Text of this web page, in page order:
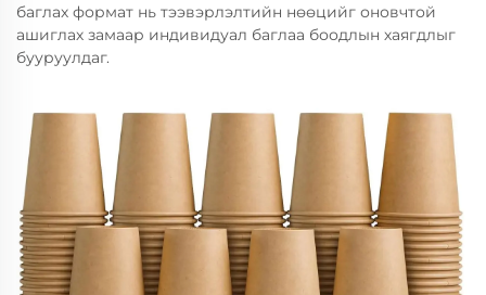
баглах формат нь тээвэрлэлтийн нөөцийг оновчтой
ашиглах замаар индивидуал баглаа боодлын хаягдлыг
бууруулдаг.